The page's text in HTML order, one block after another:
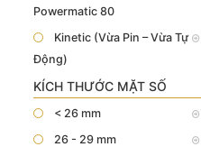
Powermatic 80
Kinetic (Vừa Pin – Vừa Tự
Động)
KÍCH THƯỚC MẶT SỐ
< 26 mm
26 - 29 mm